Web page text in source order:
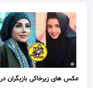
عکس های زیرخاکی بازیگران در